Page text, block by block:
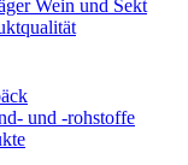
Wein und Sekt
und -rohstoffe